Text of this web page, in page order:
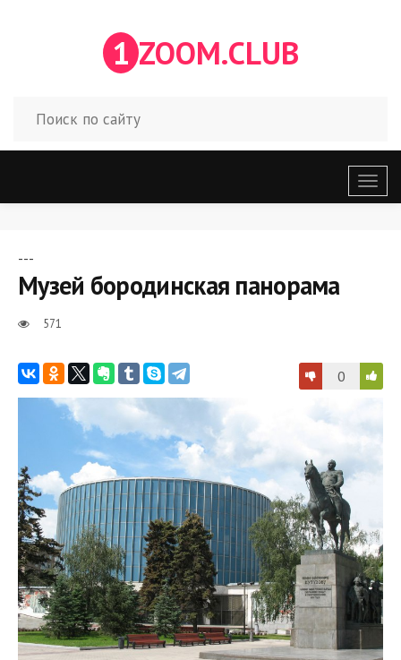
1 ZOOM.CLUB
меню
---
Музей бородинская панорама
571
0